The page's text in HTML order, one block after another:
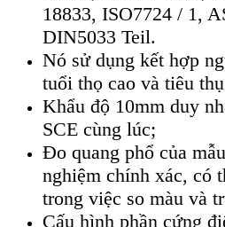
18833, ISO7724 / 1,
DIN5033 Teil.
Nó sử dụng kết hợp
tuổi thọ cao và tiêu
Khẩu độ 10mm duy
SCE cùng lúc;
Đo quang phổ của
nghiệm chính xác, có
trong việc so màu và
Cấu hình phần cứng